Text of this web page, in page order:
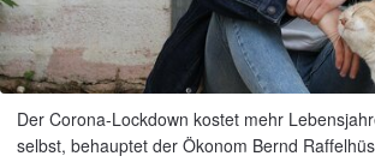
Der Corona-Lockdown kostet mehr
selbst, behauptet der Ökonom Bernd